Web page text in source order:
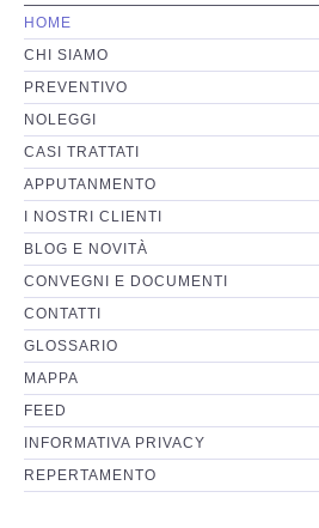
Perizia Fonica e Trascrizioni
Perizia su Social Network
Perizia Web Reputation
Perizia Host e Mainframe
Perizia Contratti ICT
Perizia Disp. Elettronici
Perizia Stalking
Perizia Cyber Bullismo
Incarichi CTU e CTP
HOME
CHI SIAMO
PREVENTIVO
NOLEGGI
CASI TRATTATI
APPUTANMENTO
I NOSTRI CLIENTI
BLOG E NOVITÀ
CONVEGNI E DOCUMENTI
CONTATTI
GLOSSARIO
MAPPA
FEED
INFORMATIVA PRIVACY
REPERTAMENTO